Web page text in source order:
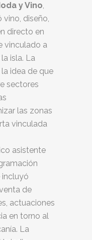
y Vino,
vino, diseño,
directo en
vinculado a
isla. La
idea de que
sectores
las zonas
vinculada
asistente
incluyó
de
actuaciones
en torno al
La